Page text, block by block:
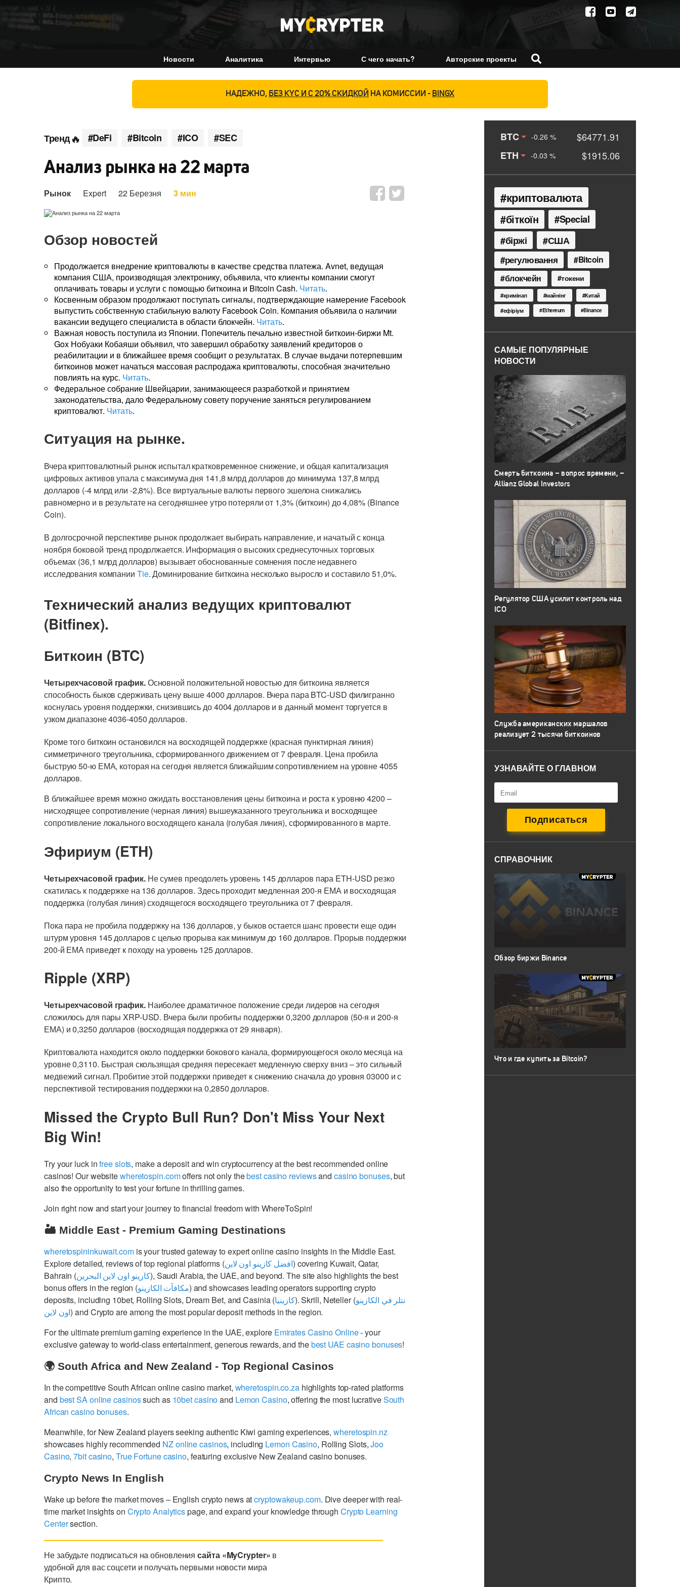
Новости Аналитика Интервью С чего начать? Авторские проекты
НАДЕЖНО, БЕЗ KYC И С 20% СКИДКОЙ НА КОМИССИИ - BINGX
Тренд #DeFi #Bitcoin #ICO #SEC
Анализ рынка на 22 марта
Рынок Expert 22 Березня 3 мин
Обзор новостей
Продолжается внедрение криптовалюты в качестве средства платежа. Avnet, ведущая
компания США, производящая электронику, объявила, что клиенты компании смогут
оплачивать товары и услуги с помощью биткоина и Bitcoin Cash. Читать.
Косвенным образом продолжают поступать сигналы, подтверждающие намерение Facebook
выпустить собственную стабильную валюту Facebook Coin. Компания объявила о наличии
вакансии ведущего специалиста в области блокчейн. Читать.
Важная новость поступила из Японии. Попечитель печально известной биткоин-биржи Mt.
Gox Нобуаки Кобаяши объявил, что завершил обработку заявлений кредиторов о
реабилитации и в ближайшее время сообщит о результатах. В случае выдачи потерпевшим
биткоинов может начаться массовая распродажа криптовалюты, способная значительно
повлиять на курс. Читать.
Федеральное собрание Швейцарии, занимающееся разработкой и принятием
законодательства, дало Федеральному совету поручение заняться регулированием
криптовалют. Читать.
Ситуация на рынке.
Вчера криптовалютный рынок испытал кратковременное снижение, и общая капитализация
цифровых активов упала с максимума дня 141,8 млрд долларов до минимума 137,8 млрд
долларов (-4 млрд или -2,8%). Все виртуальные валюты первого эшелона снижались
равномерно и в результате на сегодняшнее утро потеряли от 1,3% (биткоин) до 4,08% (Binance
Coin).
В долгосрочной перспективе рынок продолжает выбирать направление, и начатый с конца
ноября боковой тренд продолжается. Информация о высоких среднесуточных торговых
объемах (36,1 млрд долларов) вызывает обоснованные сомнения после недавнего
исследования компании Tie. Доминирование биткоина несколько выросло и составило 51,0%.
Технический анализ ведущих криптовалют
(Bitfinex).
Биткоин (BTC)
Четырехчасовой график.Основной положительной новостью для биткоина является
способность быков сдерживать цену выше 4000 долларов. Вчера пара BTC-USD филигранно
коснулась уровня поддержки, снизившись до 4004 долларов и в данный момент торгуется в
узком диапазоне 4036-4050 долларов.
Кроме того биткоин остановился на восходящей поддержке (красная пунктирная линия)
симметричного треугольника, сформированного движением от 7 февраля. Цена пробила
быструю 50-ю ЕМА, которая на сегодня является ближайшим сопротивлением на уровне 4055
долларов.
В ближайшее время можно ожидать восстановления цены биткоина и роста к уровню 4200 –
нисходящее сопротивление (черная линия) вышеуказанного треугольника и восходящее
сопротивление локального восходящего канала (голубая линия), сформированного в марте.
Эфириум (ETH)
Четырехчасовой график.Не сумев преодолеть уровень 145 долларов пара ETH-USD резко
скатилась к поддержке на 136 долларов. Здесь проходит медленная 200-я ЕМА и восходящая
поддержка (голубая линия) сходящегося восходящего треугольника от 7 февраля.
Пока пара не пробила поддержку на 136 долларов, у быков остается шанс провести еще один
штурм уровня 145 долларов с целью прорыва как минимум до 160 долларов. Прорыв поддержки
200-й ЕМА приведет к походу на уровень 125 долларов.
Ripple (XRP)
Четырехчасовой график.Наиболее драматичное положение среди лидеров на сегодня
сложилось для пары XRP-USD. Вчера были пробиты поддержки 0,3200 долларов (50-я и 200-я
ЕМА) и 0,3250 долларов (восходящая поддержка от 29 января).
Криптовалюта находится около поддержки бокового канала, формирующегося около месяца на
уровне 0,3110. Быстрая скользящая средняя пересекает медленную сверху вниз – это сильный
медвежий сигнал. Пробитие этой поддержки приведет к снижению сначала до уровня 03000 и с
перспективой тестирования поддержки на 0,2850 долларов.
Missed the Crypto Bull Run? Don't Miss Your Next
Big Win!
Try your luck infree slots, make a deposit and win cryptocurrency at the best recommended online
casinos! Our websitewheretospin.comoffers not only thebest casino reviewsand casino bonuses, but
also the opportunity to test your fortune in thrilling games.
Join right now and start your journey to financial freedom with WhereToSpin!
🏜️ Middle East - Premium Gaming Destinations
wheretospininkuwait.comis your trusted gateway to expert online casino insights in the Middle East.
Explore detailed, reviews of top regional platforms (افضل كازينو اون لاين) covering Kuwait, Qatar,
Bahrain (كازينو اون لاين البحرين), Saudi Arabia, the UAE, and beyond. The site also highlights the best
bonus offers in the region (مكافآت الكازينو) and showcases leading operators supporting crypto
deposits, including 10bet, Rolling Slots, Dream Bet, and Casinia (كازينيا). Skrill, Neteller (نتلر في الكازينو
اون لاين) and Crypto are among the most popular deposit methods in the region.
For the ultimate premium gaming experience in the UAE, explore Emirates Casino Online- your
exclusive gateway to world-class entertainment, generous rewards, and thebest UAE casino bonuses!
🌍 South Africa and New Zealand - Top Regional Casinos
In the competitive South African online casino market, wheretospin.co.zahighlights top-rated platforms
and best SA online casinossuch as 10bet casinoand Lemon Casino, offering the most lucrativeSouth
African casino bonuses.
Meanwhile, for New Zealand players seeking authentic Kiwi gaming experiences,wheretospin.nz
showcases highly recommended NZ online casinos, including Lemon Casino, Rolling Slots,Joo
Casino,7bit casino, True Fortune casino, featuring exclusive New Zealand casino bonuses.
Crypto News In English
Wake up before the market moves – English crypto news atcryptowakeup.com. Dive deeper with real-
time market insights on Crypto Analyticspage, and expand your knowledge through Crypto Learning
Centersection.
Не забудьте подписаться на обновлениясайта «MyCrypter» в
удобной для вас соцсети и получать первыми новости мира
Крипто.
BTC -0.26 %
$64771.91
ETH
-0.03 % $1915.06
криптовалюта
біткоїн Special
біржі США
регулювання Bitcoin
блокчейн токени
кримінал майнінг
Китай
ефіріум
Ethereum Binance
САМЫЕ ПОПУЛЯРНЫЕ
НОВОСТИ
Смерть биткоина – вопрос времени, –
Allianz Global Investors
Регулятор США усилит контроль над
ICO
Служба американских маршалов
реализует 2 тысячи биткоинов
УЗНАВАЙТЕ О ГЛАВНОМ
СПРАВОЧНИК
Обзор биржи Binance
Что и где купить за Bitcoin?